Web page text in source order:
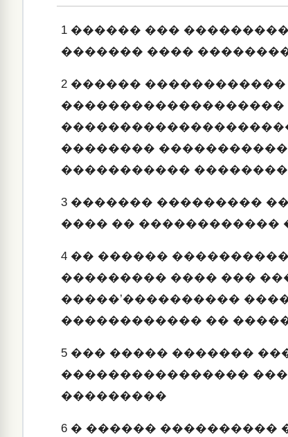
1 ������ ���
������� ����
2 ������
��������
�����������
3 ������� ���������
���� �� ������������
4 �� ������
��������� ���� ���
�����’����������
������������ ��
5 ��� ����� �������
����������������
���������
6 � ������ ����������